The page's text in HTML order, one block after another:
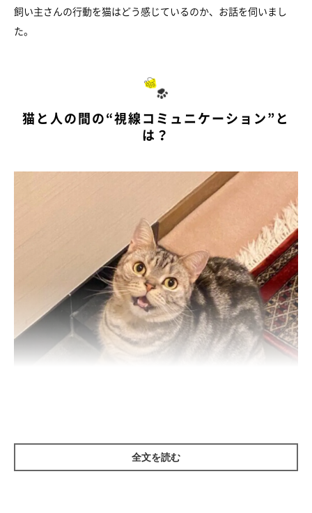
飼い主さんの行動を猫はどう感じているのか、お話を伺いまし
た。
猫と人の間の“視線コミュニケーション”と
は？
全文を読む